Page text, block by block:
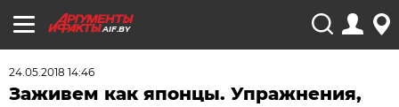
AIF.BY
24.05.2018 14:46
Заживем как японцы.​ Упражнения,